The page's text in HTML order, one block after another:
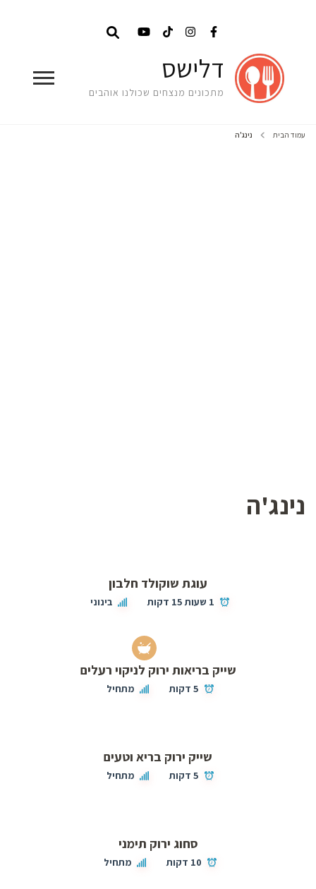
דלישס
מתכונים מנצחים שכולנו אוהבים
עמוד הבית נינג'ה
נינג'ה
עוגת שוקולד חלבון
1 שעות 15 דקות בינוני
שייק בריאות ירוק לניקוי רעלים
5 דקות מתחיל
שייק ירוק בריא וטעים
5 דקות מתחיל
סחוג ירוק תימני
10 דקות מתחיל